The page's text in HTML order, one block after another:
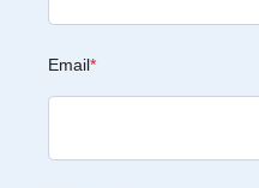
Email*